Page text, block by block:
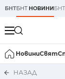
БНТБНТ НОВИНИБНТ
НовиниСвят
НАЗАД